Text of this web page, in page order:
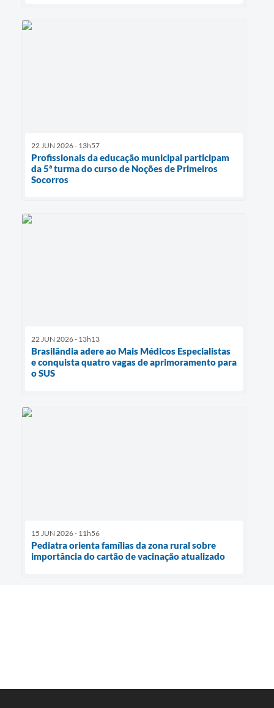
22 JUN 2026 - 13h57
Profissionais da educação municipal participam
da 5ª turma do curso de Noções de Primeiros
Socorros
22 JUN 2026 - 13h13
Brasilândia adere ao Mais Médicos Especialistas
e conquista quatro vagas de aprimoramento para
o SUS
15 JUN 2026 - 11h56
Pediatra orienta famílias da zona rural sobre
importância do cartão de vacinação atualizado